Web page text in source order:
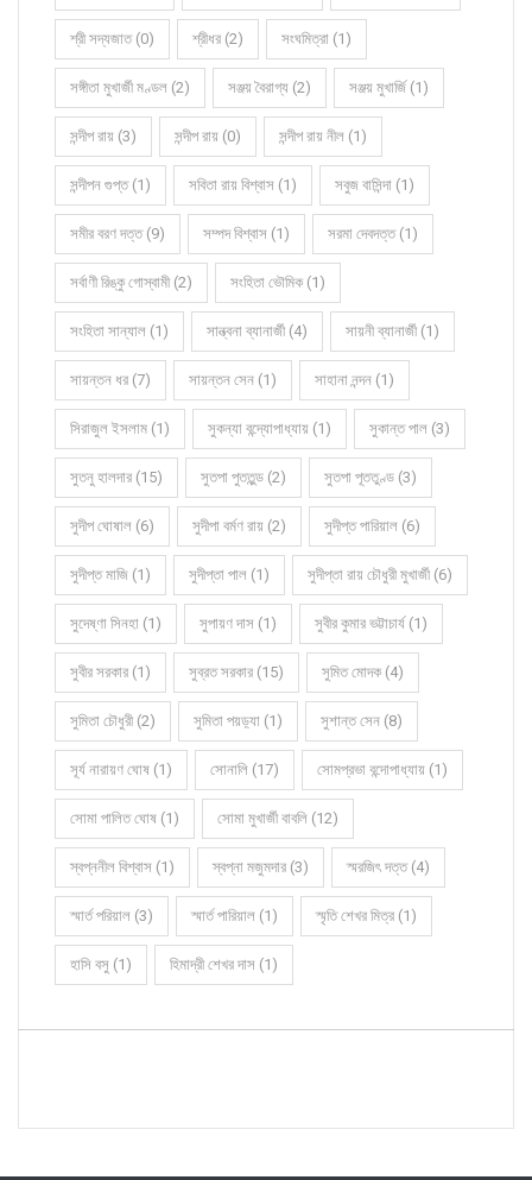
শ্রী সদ্যজাত (0) শ্রীধর (2) সংঘমিত্রা (1)
সঙ্গীতা মুখার্জী মণ্ডল (2) সঞ্জয় বৈরাগ্য (2) সঞ্জয় মুখার্জি (1)
সন্দীপ রায় (3) সন্দীপ রায় (0) সন্দীপ রায় নীল (1)
সন্দীপন গুপ্ত (1) সবিতা রায় বিশ্বাস (1) সবুজ বাসিন্দা (1)
সমীর বরণ দত্ত (9) সম্পদ বিশ্বাস (1) সরমা দেবদত্ত (1)
সর্বাণী রিঙ্কু গোস্বামী (2) সংহিতা ভৌমিক (1)
সংহিতা সান্যাল (1) সান্ত্বনা ব্যানার্জী (4) সায়নী ব্যানার্জী (1)
সায়ন্তন ধর (7) সায়ন্তন সেন (1) সাহানা নন্দন (1)
সিরাজুল ইসলাম (1) সুকন্যা বন্দ্যোপাধ্যায় (1) সুকান্ত পাল (3)
সুতনু হালদার (15) সুতপা পুততুন্ড (2) সুতপা পূততুণ্ড (3)
সুদীপ ঘোষাল (6) সুদীপা বর্মণ রায় (2) সুদীপ্ত পারিয়াল (6)
সুদীপ্ত মাজি (1) সুদীপ্তা পাল (1) সুদীপ্তা রায় চৌধুরী মুখার্জী (6)
সুদেষ্ণা সিনহা (1) সুপায়ণ দাস (1) সুবীর কুমার ভট্টাচার্য (1)
সুবীর সরকার (1) সুব্রত সরকার (15) সুমিত মোদক (4)
সুমিতা চৌধুরী (2) সুমিতা পয়ড়্যা (1) সুশান্ত সেন (8)
সূর্য নারায়ণ ঘোষ (1) সোনালি (17) সোমপ্রভা বন্দোপাধ্যায় (1)
সোমা পালিত ঘোষ (1) সোমা মুখার্জী বাবলি (12)
স্বপ্ননীল বিশ্বাস (1) স্বপ্না মজুমদার (3) স্মরজিৎ দত্ত (4)
স্মার্ত পরিয়াল (3) স্মার্ত পারিয়াল (1) স্মৃতি শেখর মিত্র (1)
হাসি বসু (1) হিমাদ্রী শেখর দাস (1)